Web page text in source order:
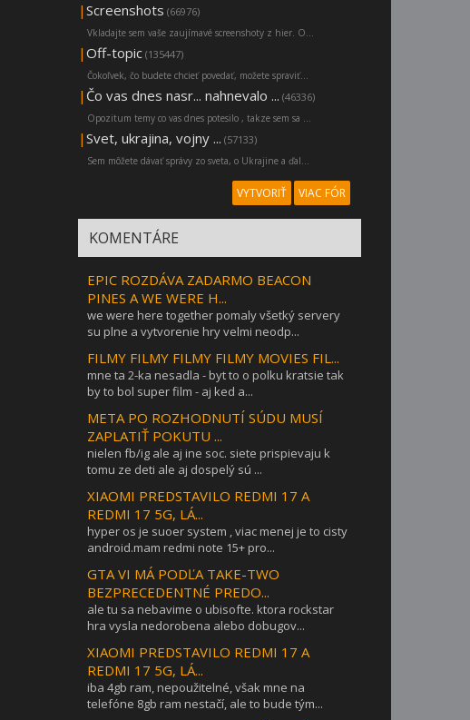
| Screenshots (66976)
Vkladajte sem vaše zaujímavé screenshoty z hier. O...
| Off-topic (135447)
Čokoľvek, čo budete chcieť povedať, možete spraviť...
| Čo vas dnes nasr... nahnevalo ... (46336)
Opozitum temy co vas dnes potesilo , takze sem sa ...
| Svet, ukrajina, vojny ... (57133)
Sem môžete dávať správy zo sveta, o Ukrajine a ďal...
VYTVORIŤ VIAC FÓR
KOMENTÁRE
EPIC ROZDÁVA ZADARMO BEACON
PINES A WE WERE H...
we were here together pomaly všetký servery
su plne a vytvorenie hry velmi neodp...
FILMY FILMY FILMY FILMY MOVIES FIL...
mne ta 2-ka nesadla - byt to o polku kratsie tak
by to bol super film - aj ked a...
META PO ROZHODNUTÍ SÚDU MUSÍ
ZAPLATIŤ POKUTU ...
nielen fb/ig ale aj ine soc. siete prispievaju k
tomu ze deti ale aj dospelý sú ...
XIAOMI PREDSTAVILO REDMI 17 A
REDMI 17 5G, LÁ...
hyper os je suoer system , viac menej je to cisty
android.mam redmi note 15+ pro...
GTA VI MÁ PODĽA TAKE-TWO
BEZPRECEDENTNÉ PREDO...
ale tu sa nebavime o ubisofte. ktora rockstar
hra vysla nedorobena alebo dobugov...
XIAOMI PREDSTAVILO REDMI 17 A
REDMI 17 5G, LÁ...
iba 4gb ram, nepoužitelné, však mne na
telefóne 8gb ram nestačí, ale to bude tým...